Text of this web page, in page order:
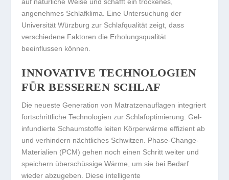
angenehmes Schlafklima. Eine Untersuchung der
Universität Würzburg zur Schlafqualität zeigt, dass
verschiedene Faktoren die Erholungsqualität
beeinflussen können.
INNOVATIVE TECHNOLOGIEN
FÜR BESSEREN SCHLAF
Die neueste Generation von Matratzenauflagen integriert
fortschrittliche Technologien zur Schlafoptimierung. Gel-
infundierte Schaumstoffe leiten Körperwärme effizient ab
und verhindern nächtliches Schwitzen. Phase-Change-
Materialien (PCM) gehen noch einen Schritt weiter und
speichern überschüssige Wärme, um sie bei Bedarf
wieder abzugeben. Diese intelligente